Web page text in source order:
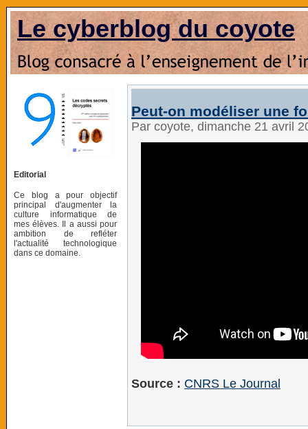
Le cyberblog du coyote
Editorial
Ce blog a pour objectif
principal d'augmenter la
culture informatique de
mes élèves. Il a aussi pour
ambition de refléter
l'actualité technologique
dans ce domaine.
Peut-on modéliser une
Par coyote, dimanche 21 avril
Source : CNRS Le Journal